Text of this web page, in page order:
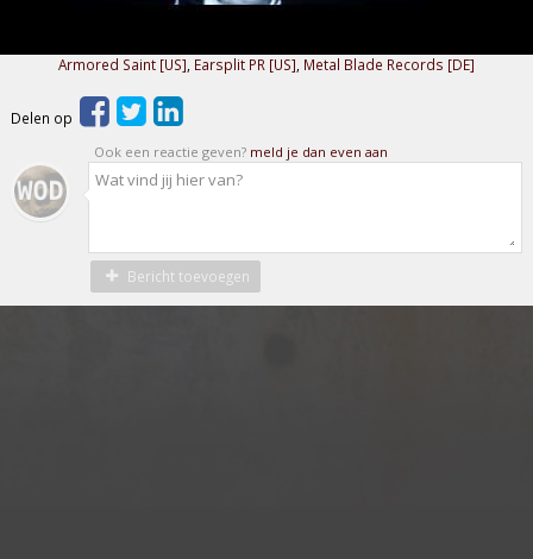
Armored Saint [US] Earsplit PR [US] Metal Blade Records [DE]
Delen op
Ook een reactie geven? meld je dan even aan
Bericht toevoegen